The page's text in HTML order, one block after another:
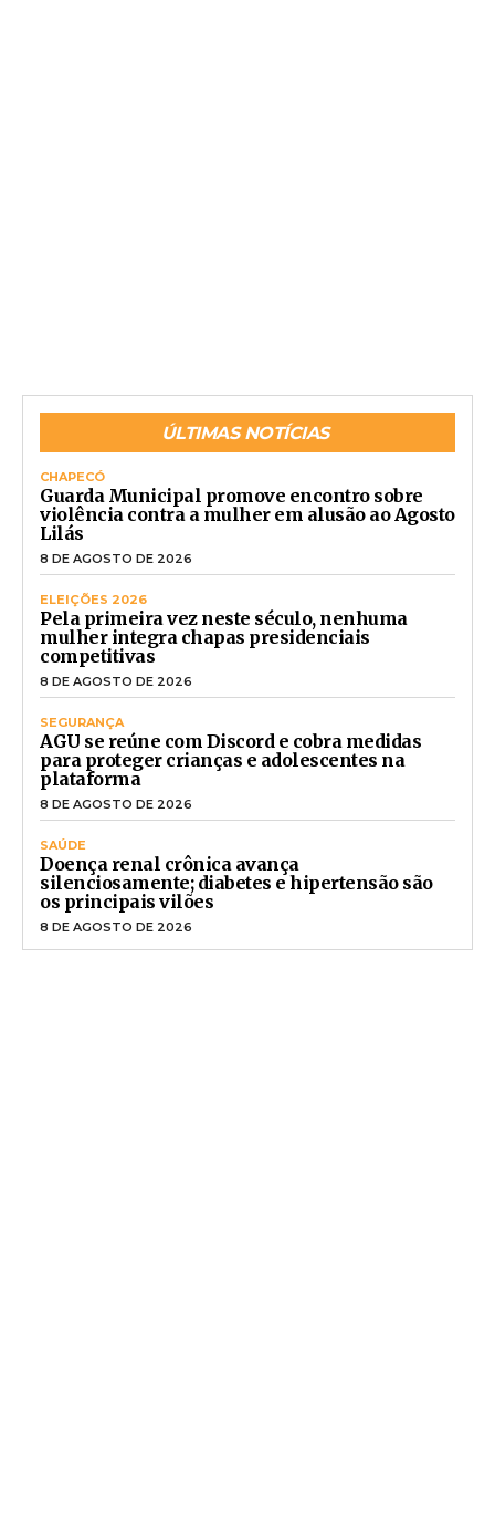
ÚLTIMAS NOTÍCIAS
CHAPECÓ
Guarda Municipal promove encontro sobre
violência contra a mulher em alusão ao Agosto
Lilás
8 DE AGOSTO DE 2026
ELEIÇÕES 2026
Pela primeira vez neste século, nenhuma
mulher integra chapas presidenciais
competitivas
8 DE AGOSTO DE 2026
SEGURANÇA
AGU se reúne com Discord e cobra medidas
para proteger crianças e adolescentes na
plataforma
8 DE AGOSTO DE 2026
SAÚDE
Doença renal crônica avança
silenciosamente; diabetes e hipertensão são
os principais vilões
8 DE AGOSTO DE 2026